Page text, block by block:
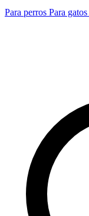
Para perros Para gatos